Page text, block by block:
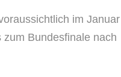
im Januar
Bundesfinale nach